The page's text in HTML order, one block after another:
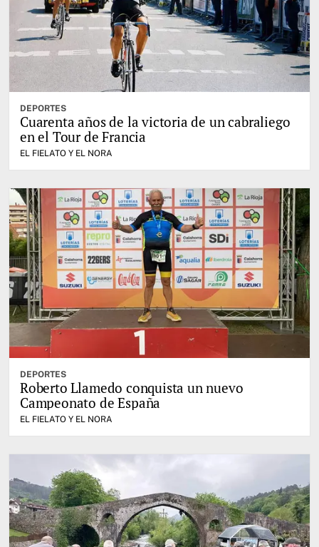
DEPORTES
Cuarenta años de la victoria de un cabraliego
en el Tour de Francia
EL FIELATO Y EL NORA
DEPORTES
Roberto Llamedo conquista un nuevo
Campeonato de España
EL FIELATO Y EL NORA